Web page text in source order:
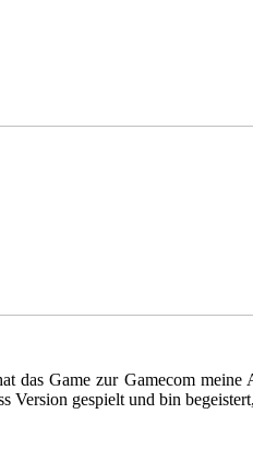
das Game zur Gamecom
gespielt und bin